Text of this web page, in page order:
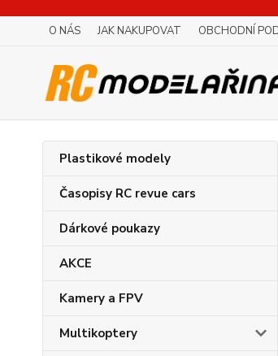
O NÁS JAK NAKUPOVAT OBCHODNÍ
Plastikové modely
Časopisy RC revue cars
Dárkové poukazy
AKCE
Kamery a FPV
Multikoptery